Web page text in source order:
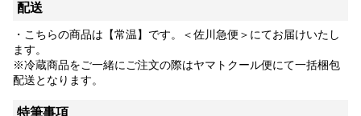
配送
・こちらの商品は【常温】です。＜佐川急便＞にてお届けいたし
ます。
※冷蔵商品をご一緒にご注文の際はヤマトクール便にて一括梱包
配送となります。
特筆事項